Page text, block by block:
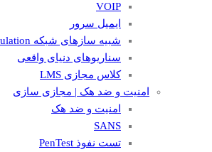
VOIP
ایمیل سرور
شبیه سازهای شبکه Simulation
سناریوهای دنیای واقعی
کلاس مجازی LMS
امنیت و ضد هک | مجازی سازی
امنیت و ضد هک
SANS
تست نفوذ PenTest